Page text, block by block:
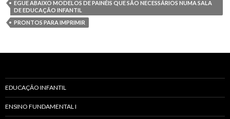
EGUE ABAIXO MODELOS DE PAINÉIS QUE SÃO NECESSÁRIOS NUMA SALA
DE EDUCAÇÃO INFANTIL
PRONTOS PARA IMPRIMIR
EDUCAÇÃO INFANTIL
ENSINO FUNDAMENTAL I